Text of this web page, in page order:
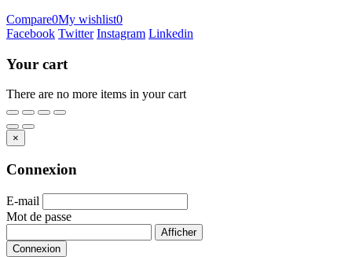
Compare0My wishlist0
Facebook Twitter Instagram Linkedin
Your cart
There are no more items in your cart
×
Connexion
E-mail
Mot de passe
Afficher
Connexion